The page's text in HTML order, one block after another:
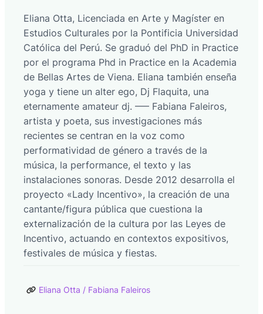
Eliana Otta, Licenciada en Arte y Magíster en
Estudios Culturales por la Pontificia Universidad
Católica del Perú. Se graduó del PhD in Practice
por el programa Phd in Practice en la Academia
de Bellas Artes de Viena. Eliana también enseña
yoga y tiene un alter ego, Dj Flaquita, una
eternamente amateur dj. —– Fabiana Faleiros,
artista y poeta, sus investigaciones más
recientes se centran en la voz como
performatividad de género a través de la
música, la performance, el texto y las
instalaciones sonoras. Desde 2012 desarrolla el
proyecto «Lady Incentivo», la creación de una
cantante/figura pública que cuestiona la
externalización de la cultura por las Leyes de
Incentivo, actuando en contextos expositivos,
festivales de música y fiestas.
Eliana Otta / Fabiana Faleiros